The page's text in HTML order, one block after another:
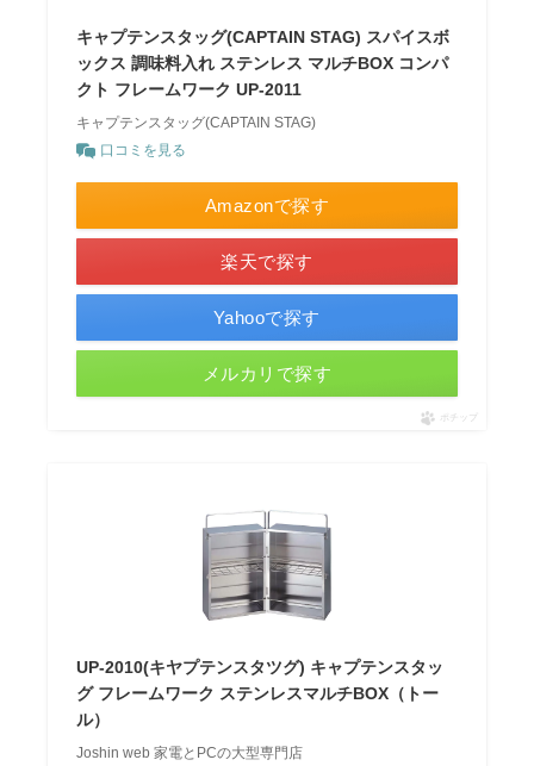
キャプテンスタッグ(CAPTAIN STAG) スパイスボ
ックス 調味料入れ ステンレス マルチBOX コンパ
クト フレームワーク UP-2011
キャプテンスタッグ(CAPTAIN STAG)
口コミを見る
Amazonで探す
楽天で探す
Yahooで探す
メルカリで探す
ポチップ
UP-2010(キヤプテンスタツグ) キャプテンスタッ
グ フレームワーク ステンレスマルチBOX（トー
ル）
Joshin web 家電とPCの大型専門店